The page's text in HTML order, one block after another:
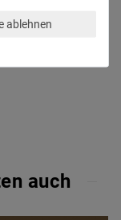
auch
ablehnen